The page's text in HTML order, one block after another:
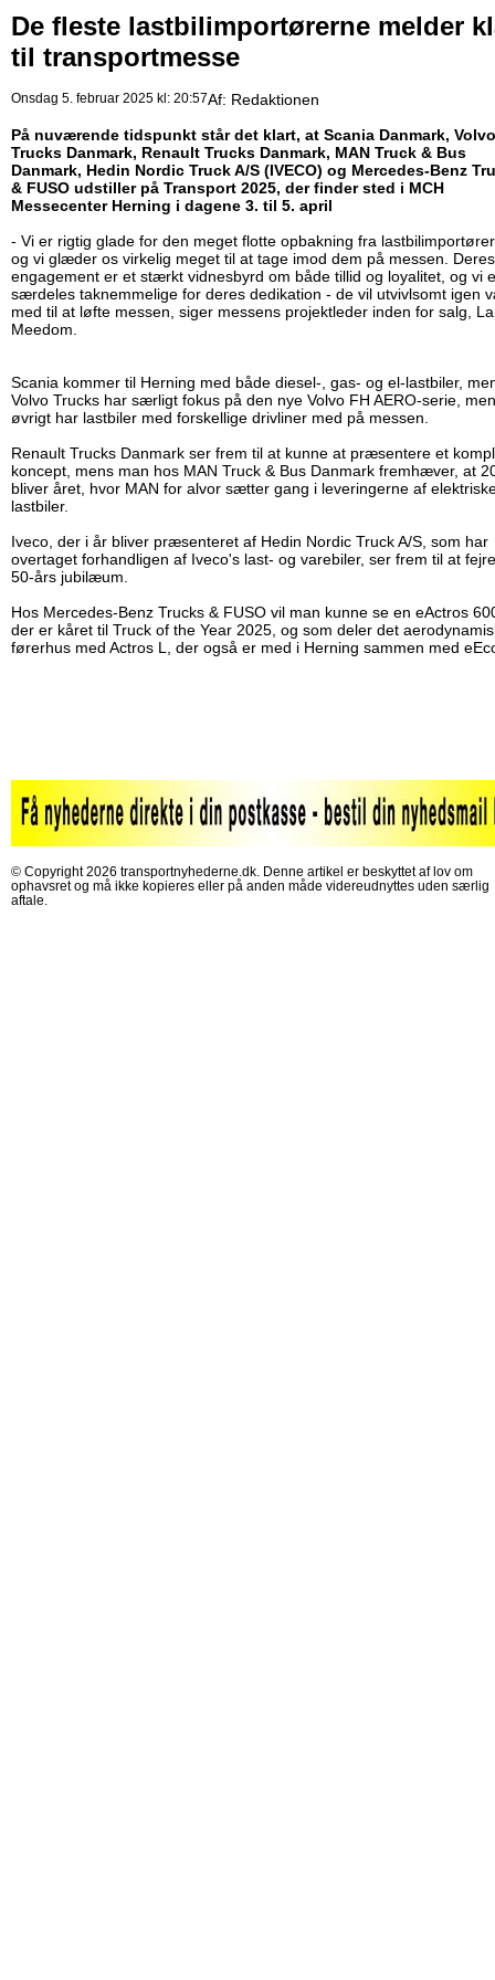
De fleste lastbilimportørerne melder
til transportmesse
Onsdag 5. februar 2025 kl: 20:57Af: Redaktionen
På nuværende tidspunkt står det klart, at Scania Danmark, Volvo
Trucks Danmark, Renault Trucks Danmark, MAN Truck & Bus
Danmark, Hedin Nordic Truck A/S (IVECO) og Mercedes-Benz
& FUSO udstiller på Transport 2025, der finder sted i MCH
Messecenter Herning i dagene 3. til 5. april
- Vi er rigtig glade for den meget flotte opbakning fra
og vi glæder os virkelig meget til at tage imod dem på messen. Deres
engagement er et stærkt vidnesbyrd om både tillid og loyalitet, og vi
særdeles taknemmelige for deres dedikation - de vil utvivlsomt igen
med til at løfte messen, siger messens projektleder inden for salg,
Meedom.
Scania kommer til Herning med både diesel-, gas- og el-lastbiler,
Volvo Trucks har særligt fokus på den nye Volvo FH AERO-serie,
øvrigt har lastbiler med forskellige drivliner med på messen.
Renault Trucks Danmark ser frem til at kunne at præsentere et
koncept, mens man hos MAN Truck & Bus Danmark fremhæver, at
bliver året, hvor MAN for alvor sætter gang i leveringerne af
lastbiler.
Iveco, der i år bliver præsenteret af Hedin Nordic Truck A/S, som har
overtaget forhandligen af Iveco's last- og varebiler, ser frem til at
50-års jubilæum.
Hos Mercedes-Benz Trucks & FUSO vil man kunne se en eActros
der er kåret til Truck of the Year 2025, og som deler det
førerhus med Actros L, der også er med i Herning sammen med
© Copyright 2026 transportnyhederne.dk. Denne artikel er beskyttet af lov om
ophavsret og må ikke kopieres eller på anden måde videreudnyttes uden særlig
aftale.